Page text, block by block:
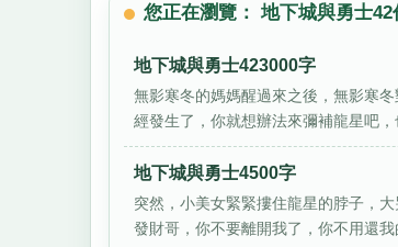
您正在瀏覽： 地下城與勇士42
地下城與勇士423000字
無影寒冬的媽媽醒過來之後，無影寒
經發生了，你就想辦法來彌補龍星吧
地下城與勇士4500字
突然，小美女緊緊摟住龍星的脖子，
發財哥，你不要離開我了，你不用還